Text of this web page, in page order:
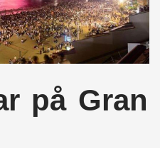
på Gran